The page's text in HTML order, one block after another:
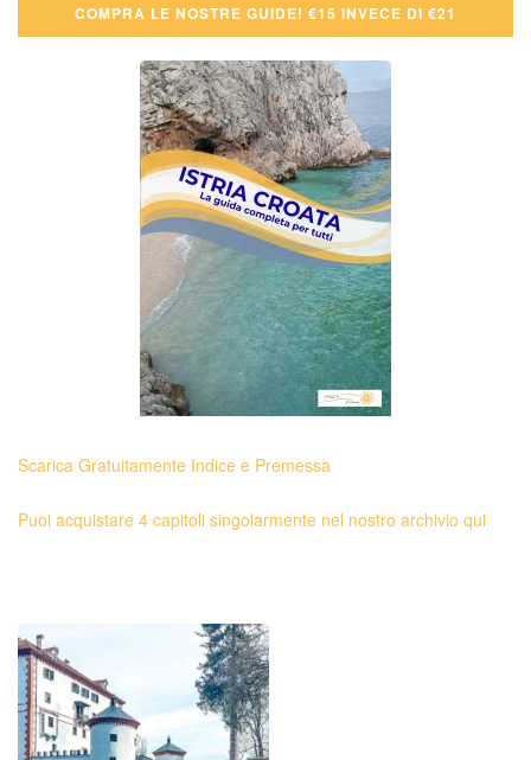
COMPRA LE NOSTRE GUIDE! €15 INVECE DI €21
Scarica Gratuitamente Indice e Premessa
Puoi acquistare 4 capitoli singolarmente nel nostro archivio qui